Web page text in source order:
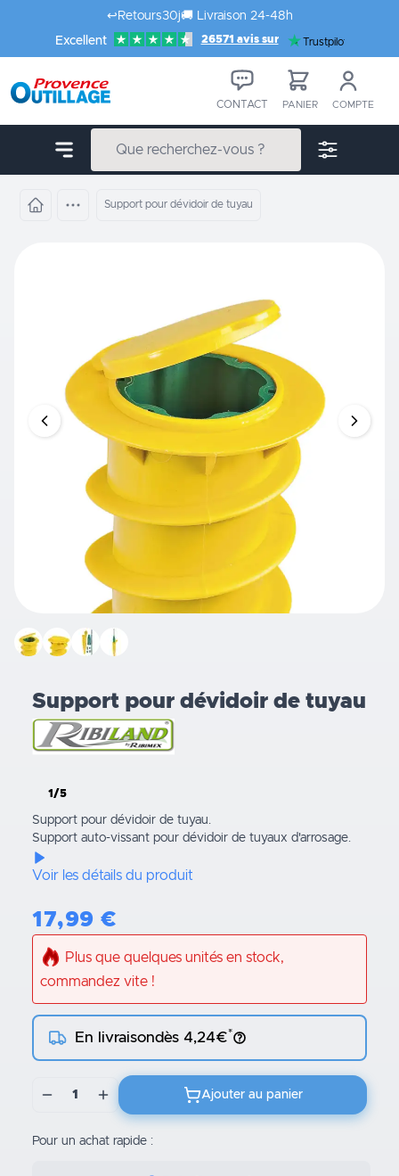
Aller au contenu
↩️ Retours30j🚚 Livraison 24-48h
Excellent
26571 avis sur Trustpilot
CONTACT PANIER COMPTE
Support pour dévidoir de tuyau
Support pour dévidoir de tuyau
1/5
Support pour dévidoir de tuyau.
Support auto-vissant pour dévidoir de tuyaux d'arrosage.
Voir les détails du produit
17,99 €
Plus que quelques unités en stock,
commandez vite !
En livraisondès 4,24€*
1 Ajouter au panier
Pour un achat rapide :